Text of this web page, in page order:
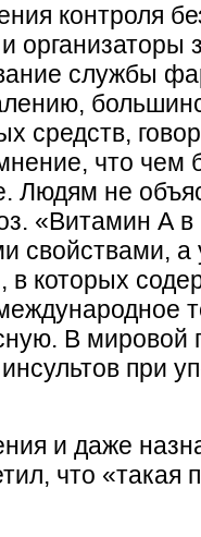
контроля
организаторы
службы
средств,
что чем
Людям не
«Витамин А
свойствами,
которых
В мировой
инсультов при
и даже
что «такая